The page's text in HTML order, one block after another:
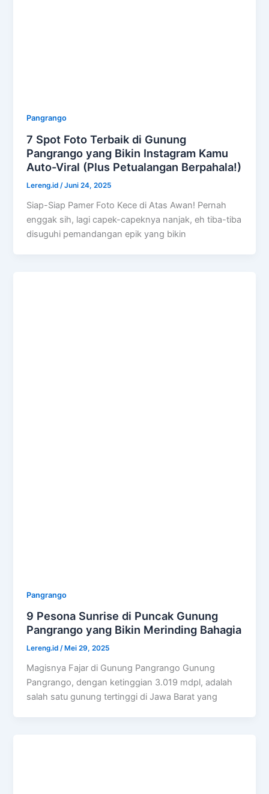
Pangrango
7 Spot Foto Terbaik di Gunung
Pangrango yang Bikin Instagram Kamu
Auto-Viral (Plus Petualangan Berpahala!)
Lereng.id/Juni 24, 2025
Siap-Siap Pamer Foto Kece di Atas Awan! Pernah
enggak sih, lagi capek-capeknya nanjak, eh tiba-tiba
disuguhi pemandangan epik yang bikin
Pangrango
9 Pesona Sunrise di Puncak Gunung
Pangrango yang Bikin Merinding Bahagia
Lereng.id/ Mei 29, 2025
Magisnya Fajar di Gunung Pangrango Gunung
Pangrango, dengan ketinggian 3.019 mdpl, adalah
salah satu gunung tertinggi di Jawa Barat yang